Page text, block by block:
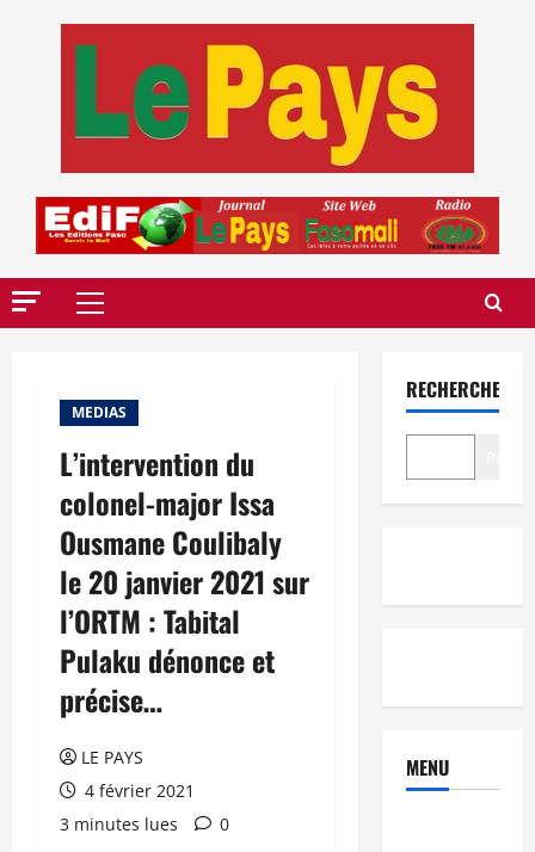
Menu
MEDIAS
L’intervention du
colonel-major Issa
Ousmane Coulibaly
le 20 janvier 2021 sur
l’ORTM : Tabital
Pulaku dénonce et
précise…
LE PAYS
4 février 2021
3 minutes lues
0
RECHERCHER
MENU